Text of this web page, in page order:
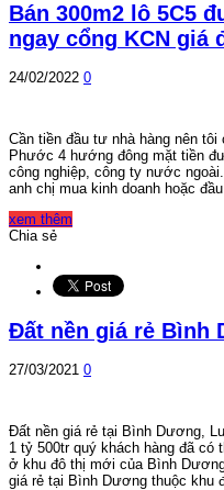
Bán 300m2 lô 5C5
ngay cổng KCN giá
24/02/2022 0
Cần tiền đầu tư nhà hàng nên tôi
Phước 4 hướng đông mặt tiền
công nghiệp, công ty nước
anh chị mua kinh doanh hoặc
xem thêm
Chia sẻ
Đất nền giá rẻ Bình
27/03/2021 0
Đất nền giá rẻ tại Bình Dương,
1 tỷ 500tr quý khách hàng đã có
ở khu đô thị mới của Bình
giá rẻ tại Bình Dương thuộc khu